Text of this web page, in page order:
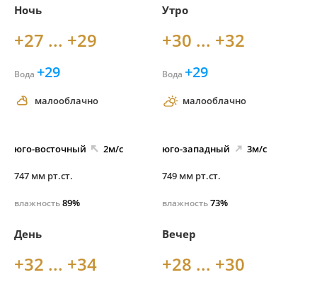
Ночь
+27 ... +29
Вода +29
малооблачно
юго-восточный 2м/с
747 мм рт.ст.
влажность89%
Утро
+30 ... +32
Вода +29
малооблачно
юго-западный 3м/с
749 мм рт.ст.
влажность73%
День
+32 ... +34
Вечер
+28 ... +30